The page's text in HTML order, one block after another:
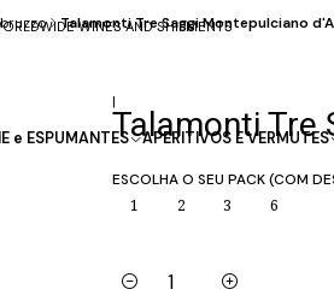
e ESPUMANTES APERITIVOS E VERMUTES
WINES AND SHIPMENTS
Talamonti Tre Saggi Montepulciano
|
Talamonti Tre
ESCOLHA O SEU PACK (COM
1 2 3 6
Quantidade